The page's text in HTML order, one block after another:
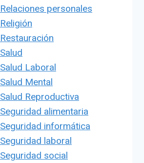
Relaciones personales
Religión
Restauración
Salud
Salud Laboral
Salud Mental
Salud Reproductiva
Seguridad alimentaria
Seguridad informática
Seguridad laboral
Seguridad social